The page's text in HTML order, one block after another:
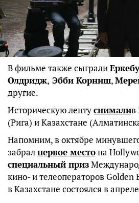
В фильме также сыграли
Олдридж, Эбби Корниш,
другие.
Историческую лентуснималив
(Рига) и Казахстане
Напомним, в октябре
забралпервое местона
специальный приз
кино- и телеоператоров Golden
в Казахстане состоялся в